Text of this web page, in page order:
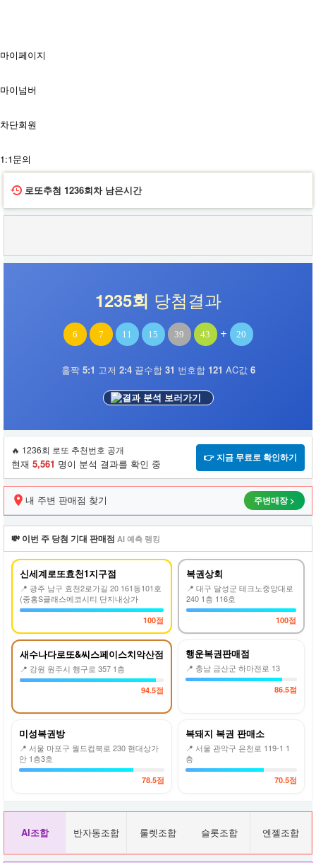
마이페이지
마이넘버
차단회원
1:1문의
로또추첨 1236회차남은시간
1235회 당첨결과
6 7 11 15 39 43 + 20
홀짝 5:1 고저 2:4끝수합 31 번호합 121 AC값 6
결과 분석 보러가기
🔥 1236회 로또 추천번호 공개
현재 5,561 명이 분석 결과를 확인 중 👉 지금 무료로 확인하기
내 주변 판매점 찾기 주변매장 >
💸 이번 주 당첨 기대 판매점 AI 예측 랭킹
신세계로또효천1지구점
📍 광주 남구 효천2로가길 20 161동101호
(중흥S클래스에코시티 단지내상가
100점
복권상회
📍 대구 달성군 테크노중앙대로
240 1층 116호
100점
새수나다로또&씨스페이스치악산점
📍 강원 원주시 행구로 357 1층
94.5점
행운복권판매점
📍 충남 금산군 하마전로 13
86.5점
미성복권방
📍 서울 마포구 월드컵북로 230 현대상가
안 1층3호
78.5점
복돼지 복권 판매소
📍 서울 관악구 은천로 119-1 1
층
70.5점
AI조합 반자동조합 룰렛조합 슬롯조합 엔젤조합